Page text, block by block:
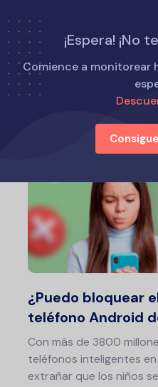
¡Espera! ¡No
Comience a monitorear
Inicio Consejos para
Consejos
¿Puedo bloquear
teléfono Android
Con más de 3800
teléfonos inteligentes
extrañar que los niños